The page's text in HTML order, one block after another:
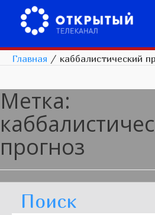
Главная / каббалистический
Метка:
прогноз
Поиск